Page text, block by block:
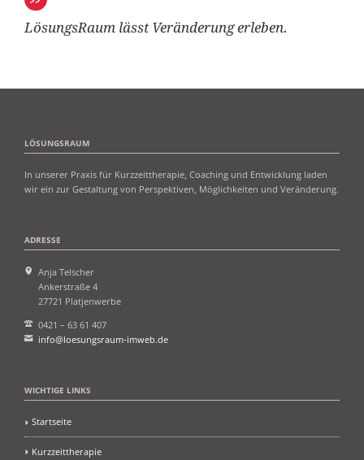
LösungsRaum lässt Veränderung erleben.
LÖSUNGSRAUM
In unserer Praxis für Kurzzeittherapie, Coaching und Entwicklung laden
wir ein zur Gestaltung von Perspektiven, Möglichkeiten und Veränderung.
ADRESSE
Anja Telscher
Ankerstraße 4
27721 Platjenwerbe
0421 – 63 61 407
info@loesungsraum-imweb.de
WICHTIGE LINKS
Startseite
Kurzzeittherapie